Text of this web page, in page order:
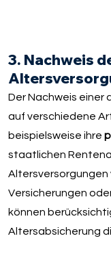
3. Nachweis
Der Nachweis einer
auf verschiedene
beispielsweise ihre
staatlichen
Versicherungen
können
Altersabsicherung